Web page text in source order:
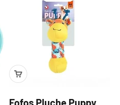
Fofos Pluche Puppy